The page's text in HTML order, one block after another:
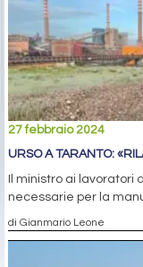
27 febbraio 2024
URSO A TARANTO:
Il ministro ai lavoratori
necessarie per la
di Gianmario Leone